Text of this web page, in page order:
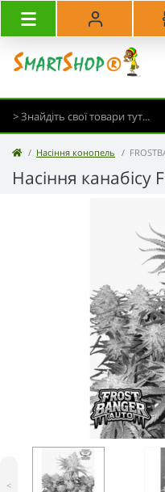
Насіння конопель
Насіння канабісу
<